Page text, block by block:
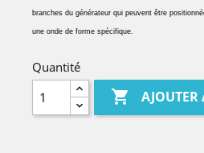
branches du générateur qui peuvent être
une onde de forme spécifique.
Quantité
